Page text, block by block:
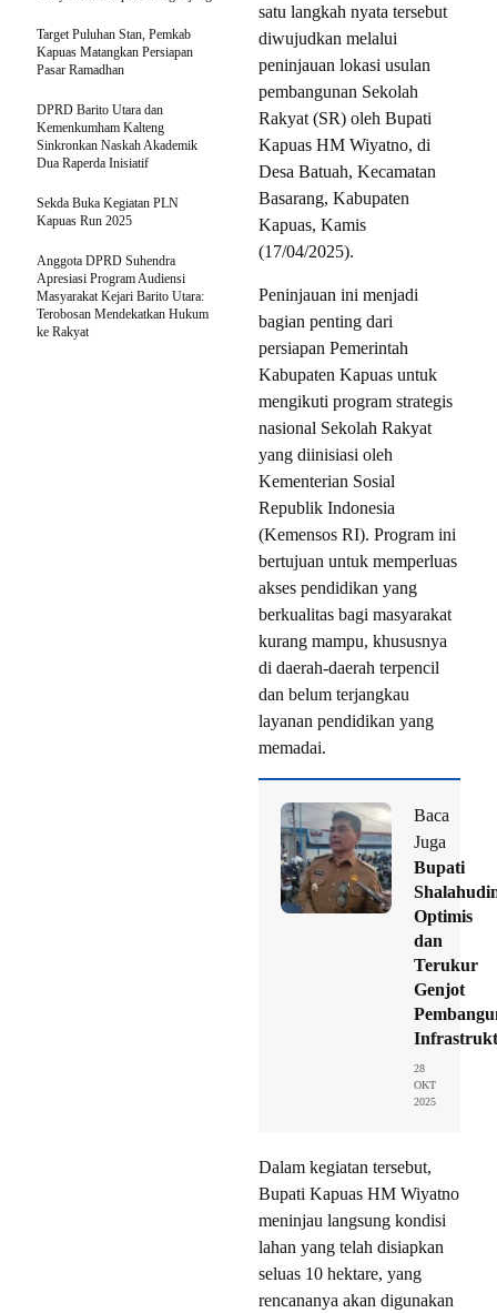
satu langkah nyata tersebut
diwujudkan melalui
peninjauan lokasi usulan
pembangunan Sekolah
Rakyat (SR) oleh Bupati
Kapuas HM Wiyatno, di
Desa Batuah, Kecamatan
Basarang, Kabupaten
Kapuas, Kamis
(17/04/2025).
Peninjauan ini menjadi
bagian penting dari
persiapan Pemerintah
Kabupaten Kapuas untuk
mengikuti program strategis
nasional Sekolah Rakyat
yang diinisiasi oleh
Kementerian Sosial
Republik Indonesia
(Kemensos RI). Program ini
bertujuan untuk memperluas
akses pendidikan yang
berkualitas bagi masyarakat
kurang mampu, khususnya
di daerah-daerah terpencil
dan belum terjangkau
layanan pendidikan yang
memadai.
Baca
Juga
Bupati
Optimis
dan
Terukur
Genjot
28
OKT
2025
Dalam kegiatan tersebut,
Bupati Kapuas HM Wiyatno
meninjau langsung kondisi
lahan yang telah disiapkan
seluas 10 hektare, yang
rencananya akan digunakan
Target Puluhan Stan, Pemkab
Kapuas Matangkan Persiapan
Pasar Ramadhan
DPRD Barito Utara dan
Kemenkumham Kalteng
Sinkronkan Naskah Akademik
Dua Raperda Inisiatif
Sekda Buka Kegiatan PLN
Kapuas Run 2025
Anggota DPRD Suhendra
Apresiasi Program Audiensi
Masyarakat Kejari Barito Utara:
Terobosan Mendekatkan Hukum
ke Rakyat